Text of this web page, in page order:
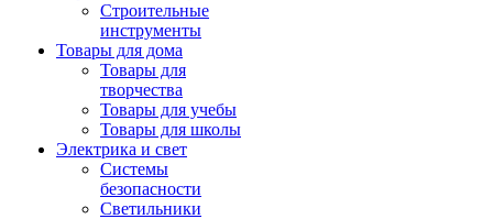
Строительные
инструменты
Товары для дома
Товары для
творчества
Товары для учебы
Товары для школы
Электрика и свет
Системы
безопасности
Светильники